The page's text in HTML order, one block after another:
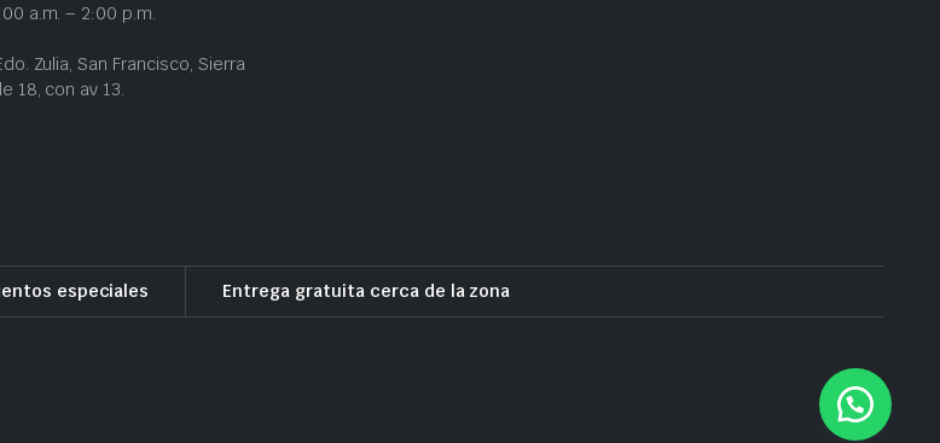
a.m. – 2:00 p.m.
Zulia, San Francisco, Sierra
18, con av 13.
especiales Entrega gratuita cerca de la zona